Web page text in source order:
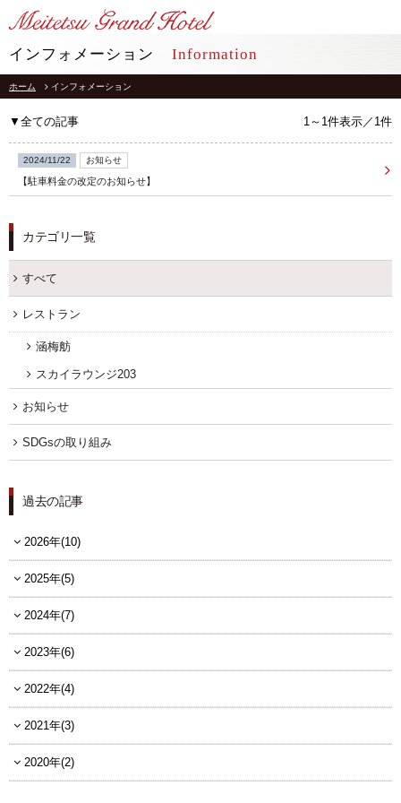
LANGUAGE
TOP トップ
STAY 宿泊
RESTAURANT レストラン
インフォメーション
アクセス
よくあるご質問
お問合せ
お取引様用通報窓口
FOLLOW US
レストラン予約
インフォメーション Information
ホーム インフォメーション
▼全ての記事 1～1件表示／1件
2024/11/22 お知らせ
【駐車料金の改定のお知らせ】
カテゴリ一覧
すべて
レストラン
涵梅舫
スカイラウンジ203
お知らせ
SDGsの取り組み
過去の記事
2026年(10)
2025年(5)
2024年(7)
2023年(6)
2022年(4)
2021年(3)
2020年(2)